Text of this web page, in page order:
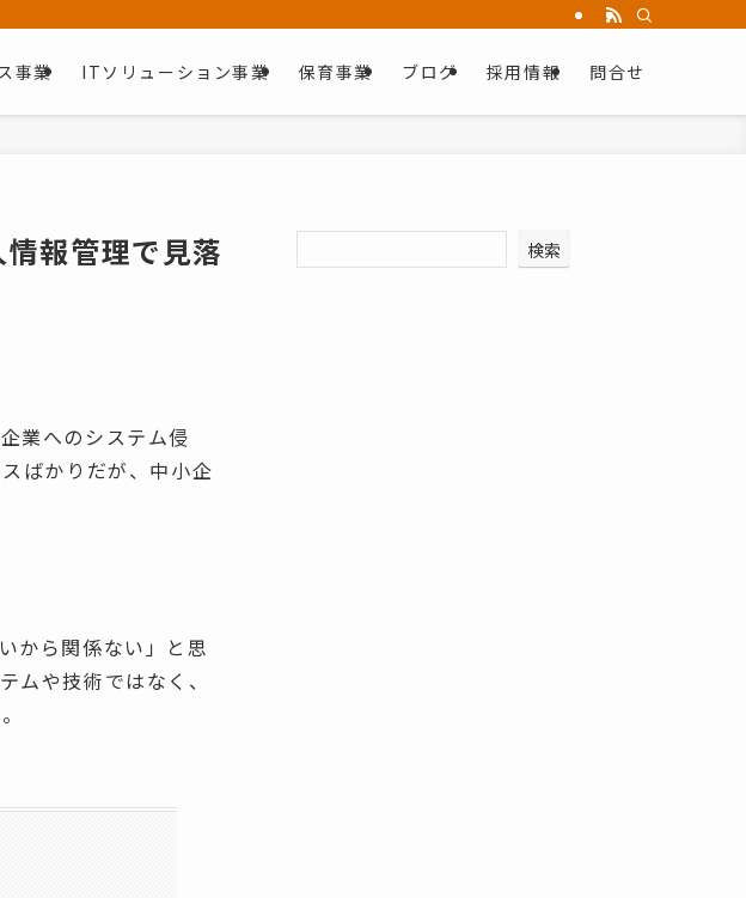
事業 ITソリューション事業 保育事業 ブログ 採用情報 問合せ
報管理で見落
業へのシステム侵
ばかりだが、中小企
から関係ない」と思
ムや技術ではなく、
検索